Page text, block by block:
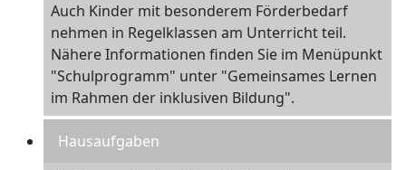
Auch Kinder mit besonderem Förderbedarf
nehmen in Regelklassen am Unterricht teil.
Nähere Informationen finden Sie im Menüpunkt
"Schulprogramm" unter "Gemeinsames Lernen
im Rahmen der inklusiven Bildung".
Hausaufgaben